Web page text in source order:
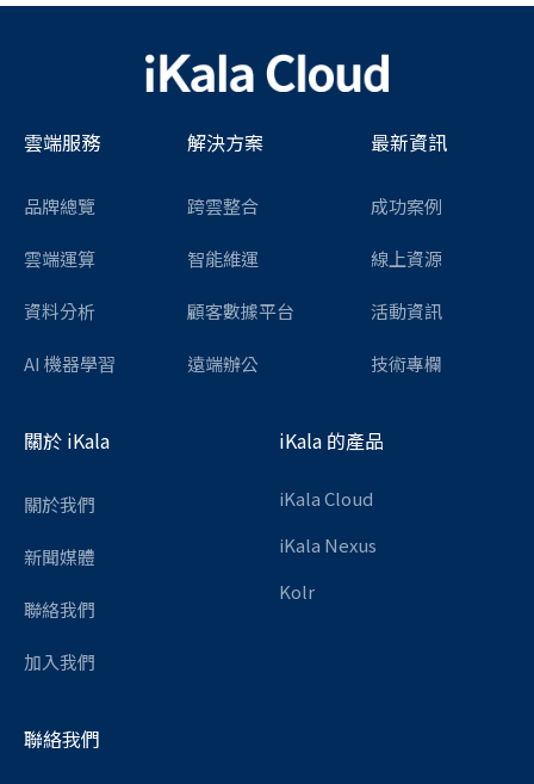
雲端服務
品牌總覽
雲端運算
資料分析
AI 機器學習
解決方案
跨雲整合
智能維運
顧客數據平台
遠端辦公
最新資訊
成功案例
線上資源
活動資訊
技術專欄
關於 iKala
關於我們
新聞媒體
聯絡我們
加入我們
iKala 的產品
iKala Cloud
iKala Nexus
Kolr
聯絡我們